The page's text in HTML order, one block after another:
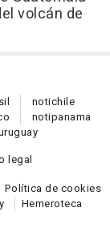
volcán de
notichile
notipanama
legal
Política de cookies
Hemeroteca